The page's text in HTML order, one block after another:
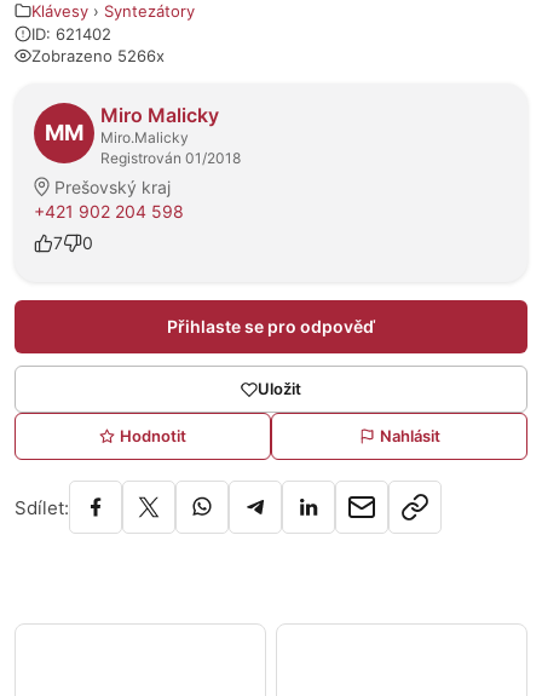
Klávesy › Syntezátory
ID: 621402
Zobrazeno 5266x
O prodejci
MM
Miro Malicky
Miro.Malicky
Registrován 01/2018
Prešovský kraj
+421 902 204 598
7
0
Přihlaste se pro odpověď
Uložit
Hodnotit Nahlásit
Sdílet: